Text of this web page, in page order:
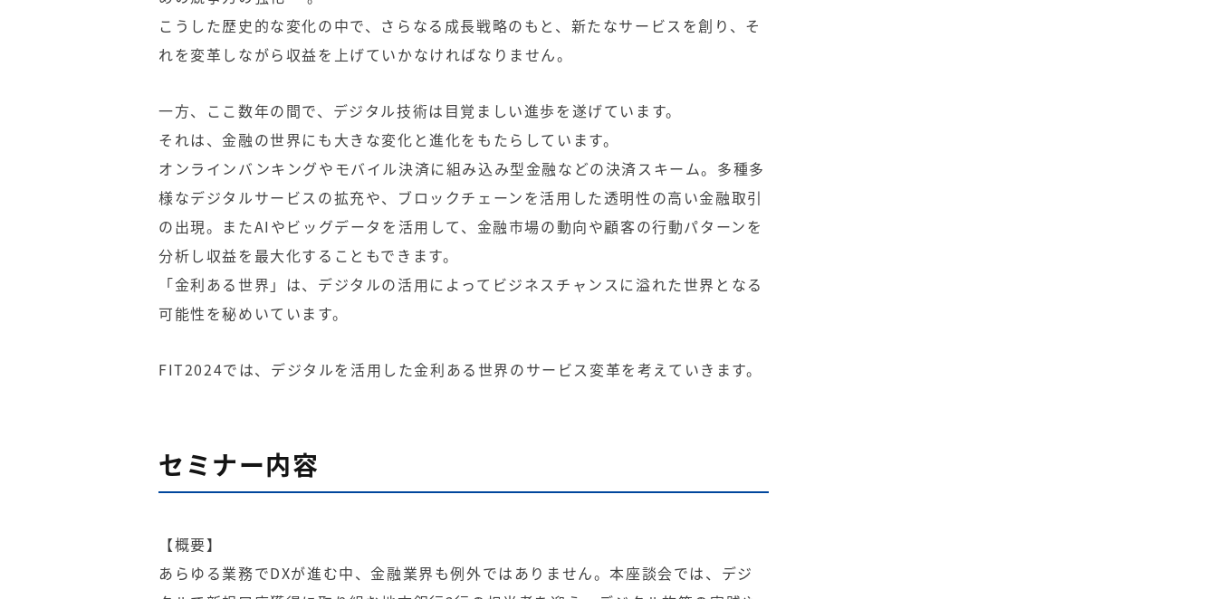
こうした歴史的な変化の中で、さらなる成長戦略のもと、新たなサービスを創り、そ
れを変革しながら収益を上げていかなければなりません。
一方、ここ数年の間で、デジタル技術は目覚ましい進歩を遂げています。
それは、金融の世界にも大きな変化と進化をもたらしています。
オンラインバンキングやモバイル決済に組み込み型金融などの決済スキーム。多種多
様なデジタルサービスの拡充や、ブロックチェーンを活用した透明性の高い金融取引
の出現。またAIやビッグデータを活用して、金融市場の動向や顧客の行動パターンを
分析し収益を最大化することもできます。
「金利ある世界」は、デジタルの活用によってビジネスチャンスに溢れた世界となる
可能性を秘めいています。
FIT2024では、デジタルを活用した金利ある世界のサービス変革を考えていきます。
セミナー内容
【概要】
あらゆる業務でDXが進む中、金融業界も例外ではありません。本座談会では、デジ